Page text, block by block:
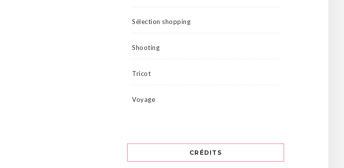
Sélection shopping
Shooting
Tricot
Voyage
CRÉDITS